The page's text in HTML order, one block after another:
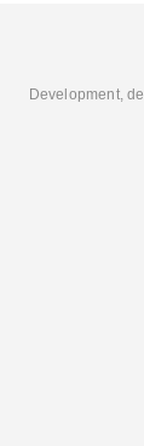
Development,